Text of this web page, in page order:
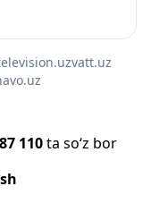
vatt.uz
87 110ta so‘z bor